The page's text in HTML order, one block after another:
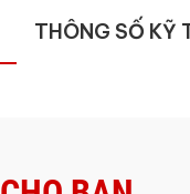
THÔNG SỐ KỸ